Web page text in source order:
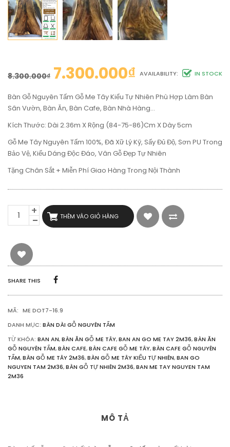
8.300.000₫ 7.300.000₫ AVAILABILITY: IN STOCK
Bàn Gỗ Nguyên Tấm Gỗ Me Tây Kiểu Tự Nhiên Phù Hợp Làm Bàn
Sân Vườn, Bàn Ăn, Bàn Cafe, Bàn Nhà Hàng…
Kích Thước: Dài 2.36m X Rộng (84-75-86)cm X Dày 5cm
Gỗ Me Tây Nguyên Tấm 100%, Đã Xữ Lý Kỹ, Sấy Đủ Độ, Sơn PU Trong
Bảo Vệ, Kiểu Dáng Độc Đáo, Vân Gỗ Đẹp Tự Nhiên
Tặng Chân Sắt + Miễn Phí Giao Hàng Trong Nội Thành
NGUYÊN
GỖ
ME
TÂY
TỰ
SỐ
THÊM VÀO GIỎ HÀNG
SHARE THIS
MÃ: ME DOT7-16.9
DANH MỤC: BÀN DÀI GỖ NGUYÊN TẤM
TỪ KHÓA: BAN AN,BÀN ĂN GỖ ME TÂY,BAN AN GO ME TAY 2M36,BÀN ĂN
GỖ NGUYÊN TẤM,BÀN CAFE,BÀN CAFE GỖ ME TÂY,BÀN CAFE GỖ NGUYÊN
TẤM,BÀN GỖ ME TÂY 2M36,BÀN GỖ ME TÂY KIỂU TỰ NHIÊN,BAN GO
NGUYEN TAM 2M36,BÀN GỖ TỰ NHIÊN 2M36,BAN ME TAY NGUYEN TAM
2M36
MÔ TẢ